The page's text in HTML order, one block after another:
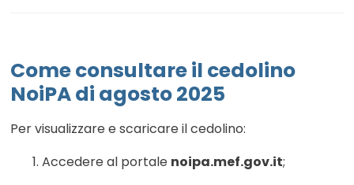
Come consultare il cedolino
NoiPA di agosto 2025
Per visualizzare e scaricare il cedolino:
Accedere al portale noipa.mef.gov.it;